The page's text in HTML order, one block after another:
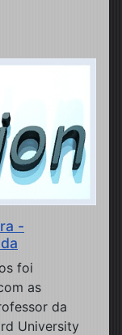
-
foi
as
da
University